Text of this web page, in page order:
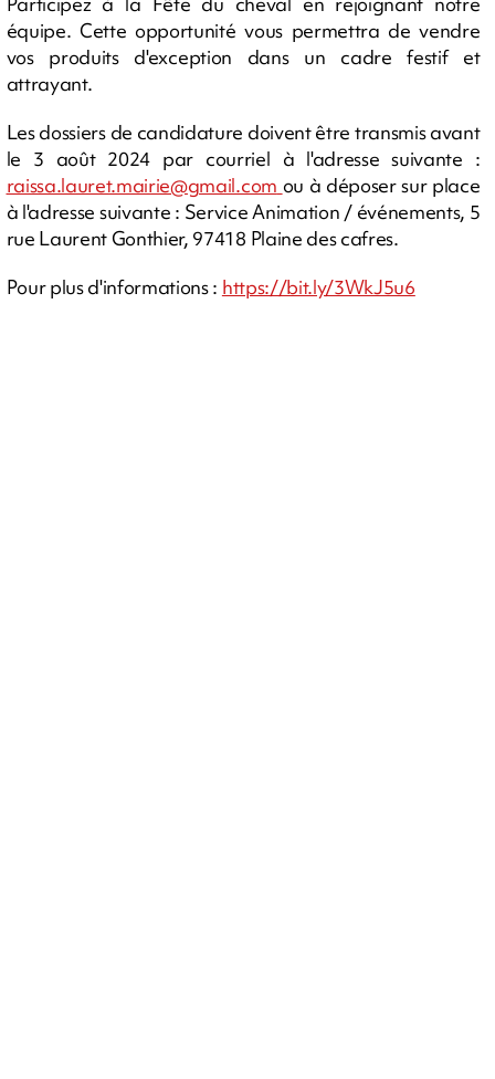
équipe. Cette opportunité vous permettra de vendre
vos produits d'exception dans un cadre festif et
attrayant.
Les dossiers de candidature doivent être transmis avant
le 3 août 2024 par courriel à l'adresse suivante :
raissa.lauret.mairie@gmail.com ou à déposer sur place
à l'adresse suivante : Service Animation / événements, 5
rue Laurent Gonthier, 97418 Plaine des cafres.
Pour plus d'informations : https://bit.ly/3WkJ5u6